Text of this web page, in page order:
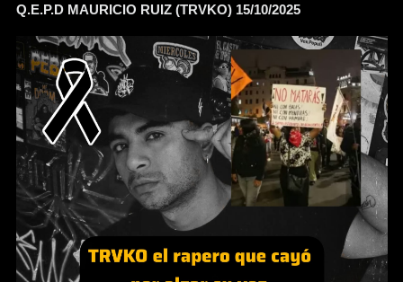
Q.E.P.D MAURICIO RUIZ (TRVKO) 15/10/2025